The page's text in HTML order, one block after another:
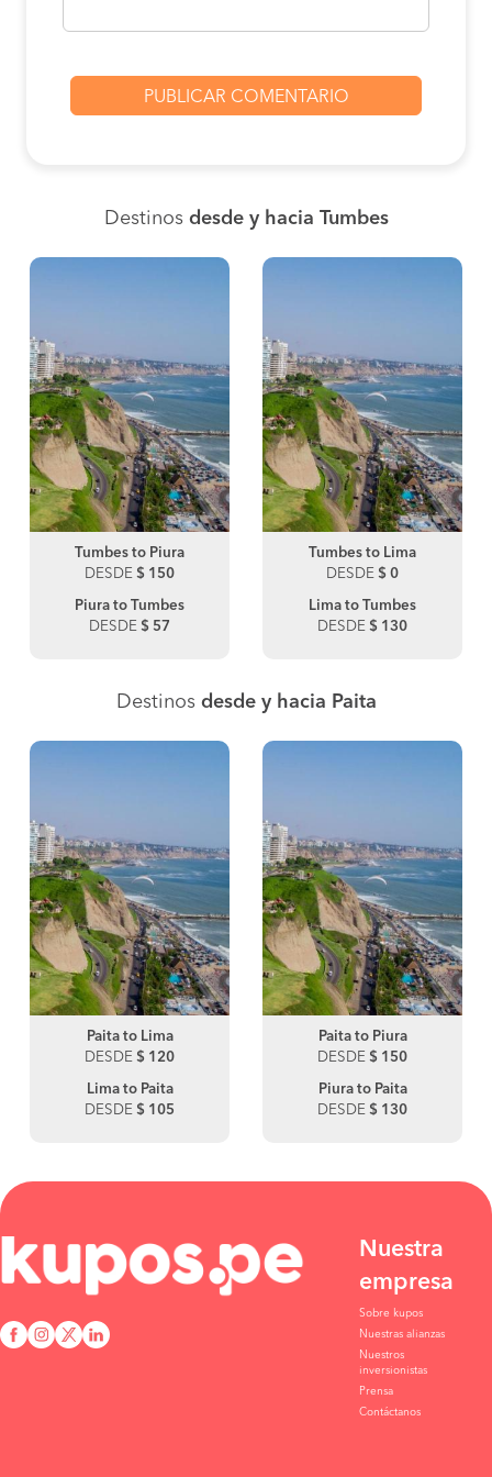
Destinos desde y hacia Tumbes
Tumbes to Piura
DESDE $ 150
Piura to Tumbes
DESDE $ 57
Tumbes to Lima
DESDE $ 0
Lima to Tumbes
DESDE $ 130
Destinos desde y hacia Paita
Paita to Lima
DESDE $ 120
Lima to Paita
DESDE $ 105
Paita to Piura
DESDE $ 150
Piura to Paita
DESDE $ 130
Nuestra
empresa
Sobre kupos
Nuestras alianzas
Nuestros
inversionistas
Prensa
Contáctanos